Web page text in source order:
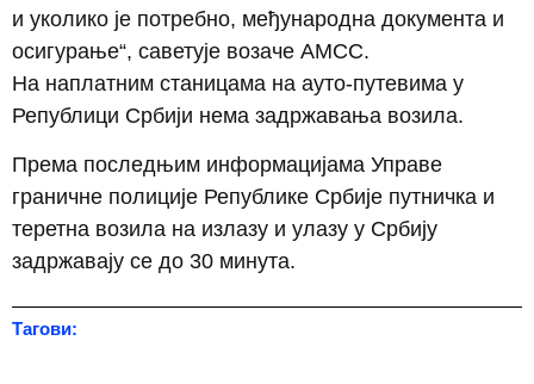
и уколико је потребно, међународна документа и
осигурање“, саветује возаче АМСС.
На наплатним станицама на ауто-путевима у
Републици Србији нема задржавања возила.
Према последњим информацијама Управе
граничне полиције Републике Србије путничка и
теретна возила на излазу и улазу у Србију
задржавају се до 30 минута.
Тагови: